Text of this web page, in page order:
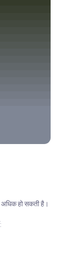
अधिक हो सकती है।